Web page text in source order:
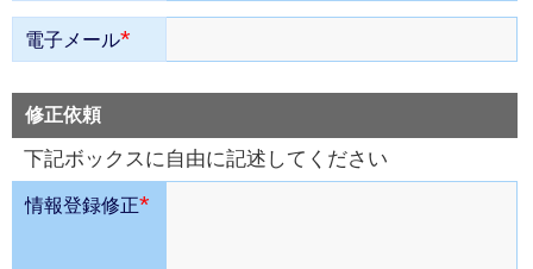
電子メール*
修正依頼
下記ボックスに自由に記述してください
情報登録修正*